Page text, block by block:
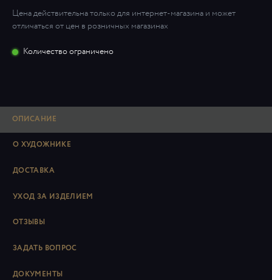
Цена действительна только для интернет-магазина и может
отличаться от цен в розничных магазинах
Количество ограничено
ОПИСАНИЕ
О ХУДОЖНИКЕ
ДОСТАВКА
УХОД ЗА ИЗДЕЛИЕМ
ОТЗЫВЫ
ЗАДАТЬ ВОПРОС
ДОКУМЕНТЫ